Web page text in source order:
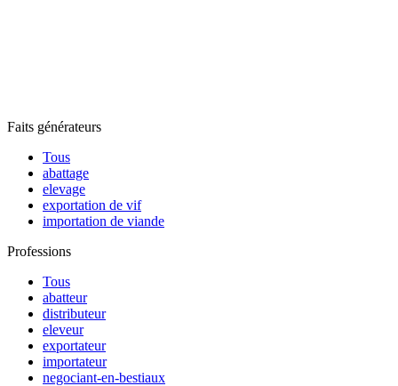
Faits générateurs
Tous
abattage
elevage
exportation de vif
importation de viande
Professions
Tous
abatteur
distributeur
eleveur
exportateur
importateur
negociant-en-bestiaux